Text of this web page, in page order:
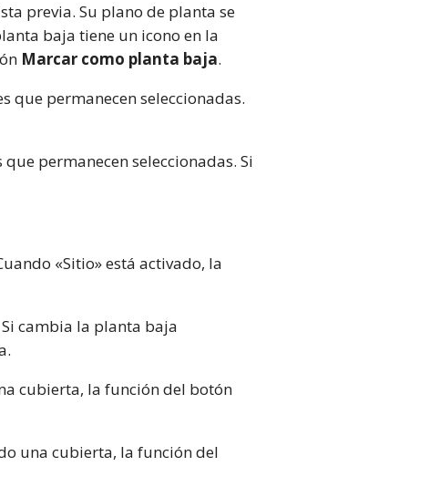
previa. Su plano de planta se
baja tiene un icono en la
Marcar como planta baja.
que permanecen seleccionadas.
permanecen seleccionadas. Si
«Sitio» está activado, la
cambia la planta baja
cubierta, la función del botón
una cubierta, la función del